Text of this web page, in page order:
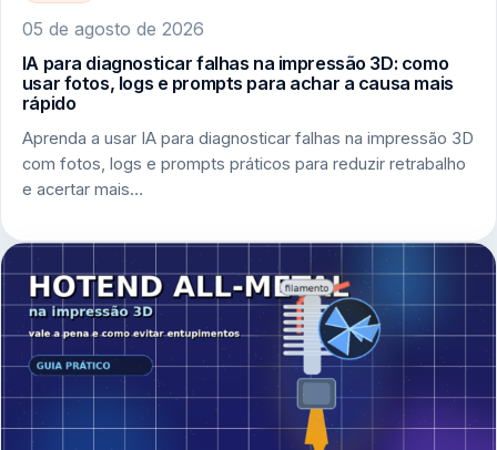
05 de agosto de 2026
IA para diagnosticar falhas na impressão 3D: como
usar fotos, logs e prompts para achar a causa mais
rápido
Aprenda a usar IA para diagnosticar falhas na impressão 3D
com fotos, logs e prompts práticos para reduzir retrabalho
e acertar mais…